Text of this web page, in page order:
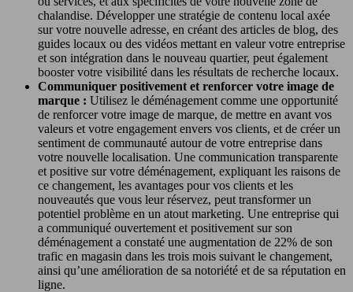
chalandise. Développer une stratégie de contenu local axée
sur votre nouvelle adresse, en créant des articles de blog, des
guides locaux ou des vidéos mettant en valeur votre entreprise
et son intégration dans le nouveau quartier, peut également
booster votre visibilité dans les résultats de recherche locaux.
Communiquer positivement et renforcer votre image de
marque : Utilisez le déménagement comme une opportunité
de renforcer votre image de marque, de mettre en avant vos
valeurs et votre engagement envers vos clients, et de créer un
sentiment de communauté autour de votre entreprise dans
votre nouvelle localisation. Une communication transparente
et positive sur votre déménagement, expliquant les raisons de
ce changement, les avantages pour vos clients et les
nouveautés que vous leur réservez, peut transformer un
potentiel problème en un atout marketing. Une entreprise qui
a communiqué ouvertement et positivement sur son
déménagement a constaté une augmentation de 22% de son
trafic en magasin dans les trois mois suivant le changement,
ainsi qu’une amélioration de sa notoriété et de sa réputation en
ligne.